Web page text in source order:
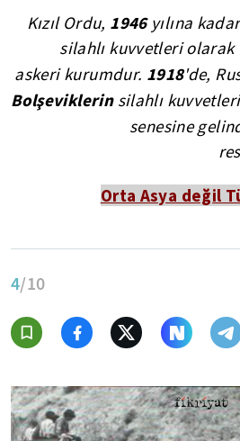
Kızıl Ordu, 1946 yılına
silahlı kuvvetleri olarak
askeri kurumdur. 1918'de,
Bolşeviklerin silahlı
senesine
Orta Asya değil
4/10